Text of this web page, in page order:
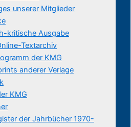
unserer Mitglieder
kritische Ausgabe
Textarchiv
der KMG
anderer Verlage
KMG
der Jahrbücher 1970-